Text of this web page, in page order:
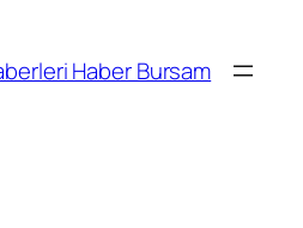
Haber Bursam